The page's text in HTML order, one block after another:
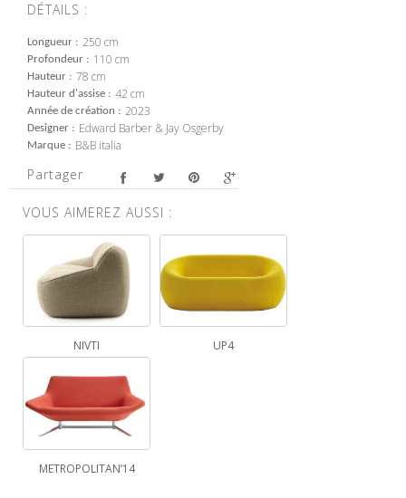
DÉTAILS :
Longueur 250 cm
Profondeur 110 cm
Hauteur 78 cm
Hauteur d'assise 42 cm
Année de création 2023
Designer Edward Barber & Jay Osgerby
Marque B&B italia
Partager
VOUS AIMEREZ AUSSI :
NIVTI UP4
METROPOLITAN’14